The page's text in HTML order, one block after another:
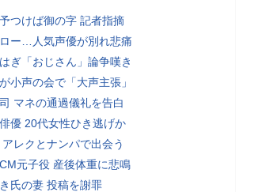
つけば御の字 記者指摘
ー…人気声優が別れ悲痛
ぎ「おじさん」論争嘆き
小声の会で「大声主張」
マネの通過儀礼を告白
優 20代女性ひき逃げか
アレクとナンパで出会う
元子役 産後体重に悲鳴
氏の妻 投稿を謝罪